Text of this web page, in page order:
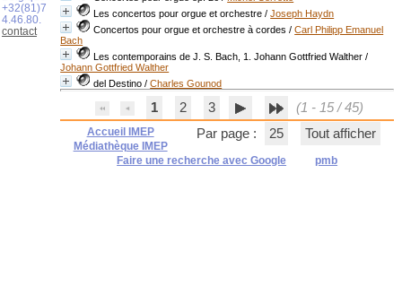
Les concertos pour orgue et orchestre /Joseph Haydn
Concertos pour orgue et orchestre à cordes /Carl Philipp Emanuel
Bach
Les contemporains de J. S. Bach, 1. Johann Gottfried Walther /
Johann Gottfried Walther
del Destino /Charles Gounod
1 2 3
(1 - 15 / 45)
Par page :
25 Tout afficher
Accueil IMEP
Médiathèque IMEP
Faire une recherche avec Google
pmb
+32(81)7
4.46.80.
contact